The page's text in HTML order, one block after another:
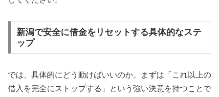
新潟で安全に借金をリセットする具体的なステ
ップ
では、具体的にどう動けばいいのか。まずは「これ以上の
借入を完全にストップする」という強い決意を持つことで